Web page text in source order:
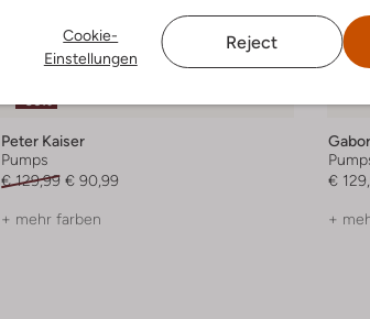
Cookie-
Einstellungen
Reject
-30%
Peter Kaiser
Pumps
€ 129,99 € 90,99
+ mehr farben
Gabor
€
+